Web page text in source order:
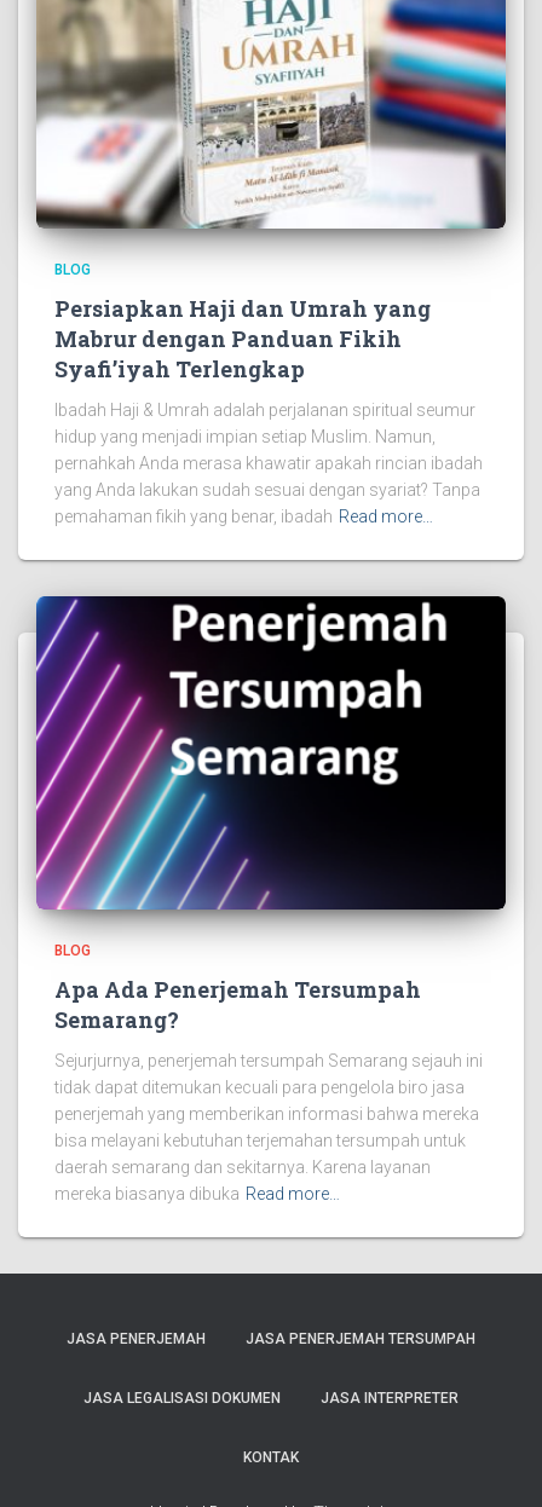
BLOG
Persiapkan Haji dan Umrah yang
Mabrur dengan Panduan Fikih
Syafi’iyah Terlengkap
Ibadah Haji & Umrah adalah perjalanan spiritual seumur
hidup yang menjadi impian setiap Muslim. Namun,
pernahkah Anda merasa khawatir apakah rincian ibadah
yang Anda lakukan sudah sesuai dengan syariat? Tanpa
pemahaman fikih yang benar, ibadah Read more…
BLOG
Apa Ada Penerjemah Tersumpah
Semarang?
Sejurjurnya, penerjemah tersumpah Semarang sejauh ini
tidak dapat ditemukan kecuali para pengelola biro jasa
penerjemah yang memberikan informasi bahwa mereka
bisa melayani kebutuhan terjemahan tersumpah untuk
daerah semarang dan sekitarnya. Karena layanan
mereka biasanya dibuka Read more…
JASA PENERJEMAH JASA PENERJEMAH TERSUMPAH
JASA LEGALISASI DOKUMEN JASA INTERPRETER
KONTAK